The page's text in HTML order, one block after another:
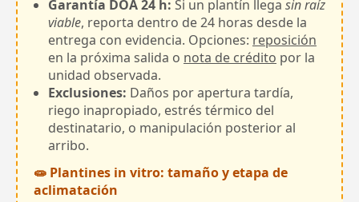
Garantía DOA 24 h: Si un plantín llega sin raíz
viable, reporta dentro de 24 horas desde la
entrega con evidencia. Opciones: reposición
en la próxima salida o nota de crédito por la
unidad observada.
Exclusiones: Daños por apertura tardía,
riego inapropiado, estrés térmico del
destinatario, o manipulación posterior al
arribo.
🧫 Plantines in vitro: tamaño y etapa de
aclimatación